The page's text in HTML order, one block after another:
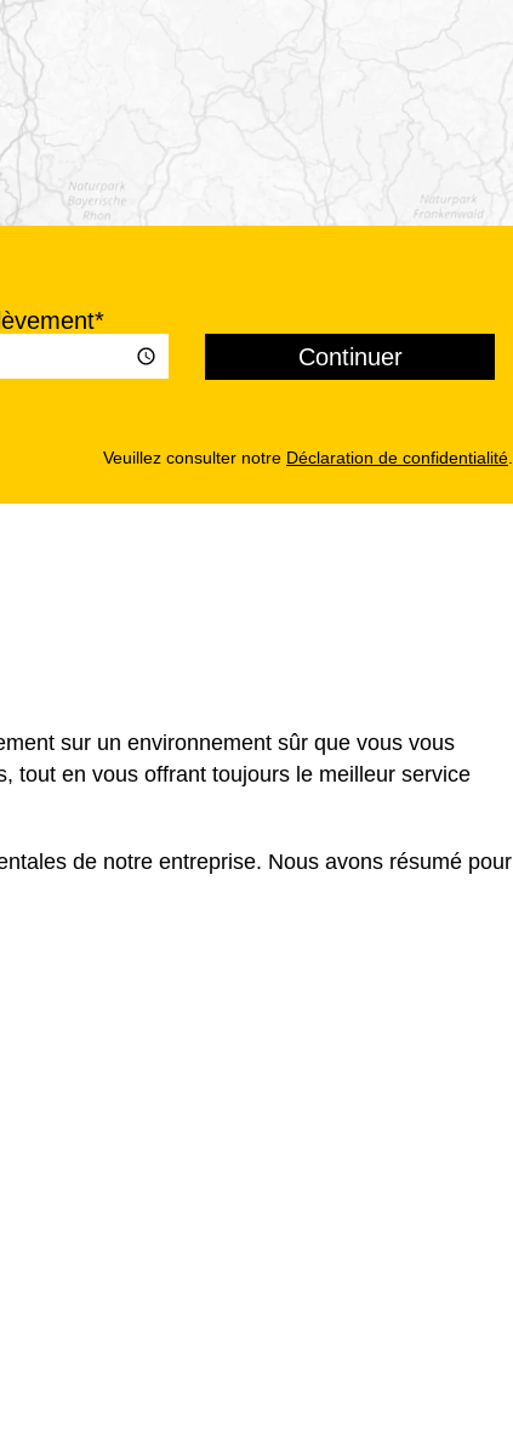
Veuillez consulter notre Déclaration de confidentialité
sur un environnement sûr que vous vous
tout en vous offrant toujours le meilleur service
de notre entreprise. Nous avons résumé pour
: